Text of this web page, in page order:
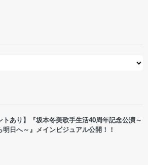
トあり】『坂本冬美歌手生活40周年記念公演～
明日へ～』メインビジュアル公開！！